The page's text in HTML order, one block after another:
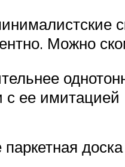
Можно
с ее